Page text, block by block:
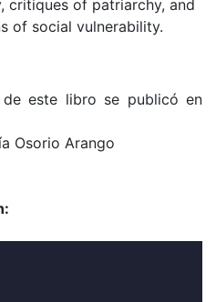
critiques of patriarchy, and
of social vulnerability.
este libro se publicó en
Osorio Arango